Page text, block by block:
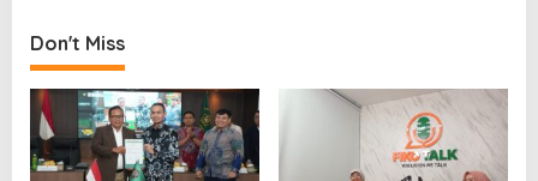
Don't Miss